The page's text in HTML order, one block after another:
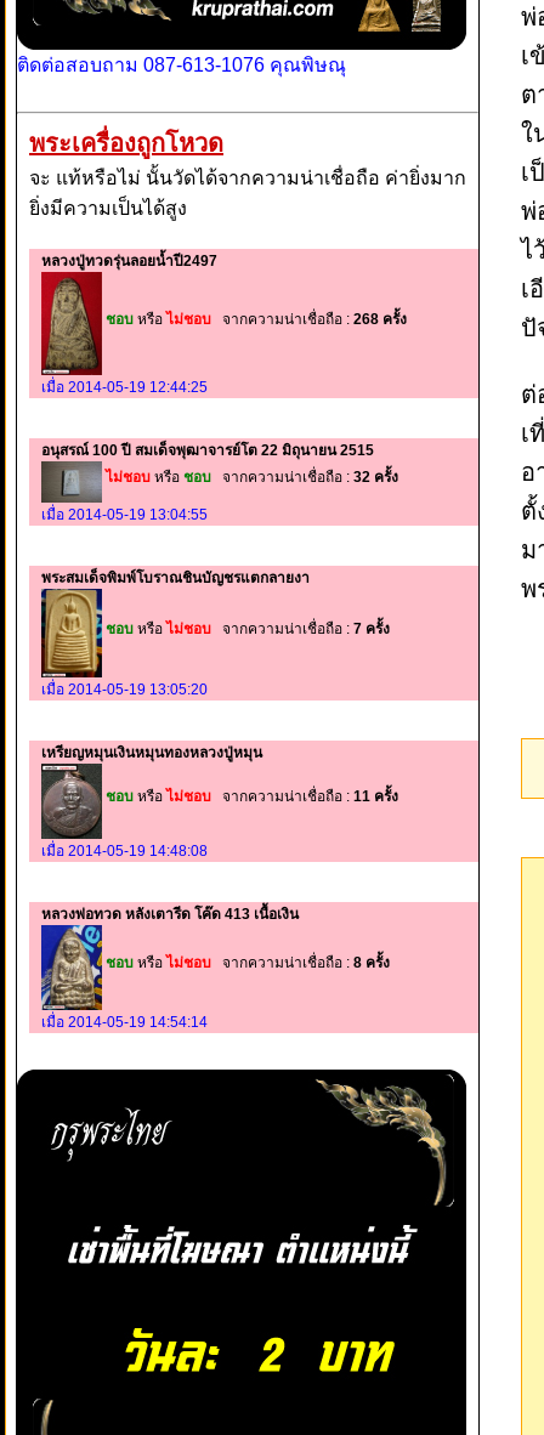
ติดต่อสอบถาม 087-613-1076 คุณพิษณุ
พระเครื่องถูกโหวด
จะ แท้หรือไม่ นั้นวัดได้จากความน่าเชื่อถือ ค่ายิ่งมาก
ยิ่งมีความเป็นได้สูง
หลวงปู่ทวดรุ่นลอยน้ำปี2497
ชอบ หรือไม่ชอบ จากความน่าเชื่อถือ : 268 ครั้ง
เมื่อ 2014-05-19 12:44:25
อนุสรณ์ 100 ปี สมเด็จพุฒาจารย์โต 22 มิถุนายน 2515
ไม่ชอบ หรือ ชอบ จากความน่าเชื่อถือ : 32 ครั้ง
เมื่อ 2014-05-19 13:04:55
พระสมเด็จพิมพ์โบราณชินบัญชรแตกลายงา
ชอบ หรือไม่ชอบ จากความน่าเชื่อถือ : 7 ครั้ง
เมื่อ 2014-05-19 13:05:20
เหรียญหมุนเงินหมุนทองหลวงปู่หมุน
ชอบ หรือ ไม่ชอบ จากความน่าเชื่อถือ : 11 ครั้ง
เมื่อ 2014-05-19 14:48:08
หลวงพ่อทวด หลังเตารีด โค๊ด 413 เนื้อเงิน
ชอบ หรือ ไม่ชอบ จากความน่าเชื่อถือ : 8 ครั้ง
เมื่อ 2014-05-19 14:54:14
พ่
เ
ต
ใ
เ
พ่
ไ
เ
ปั
ต่
เ
อ
ตั้
ม
พ